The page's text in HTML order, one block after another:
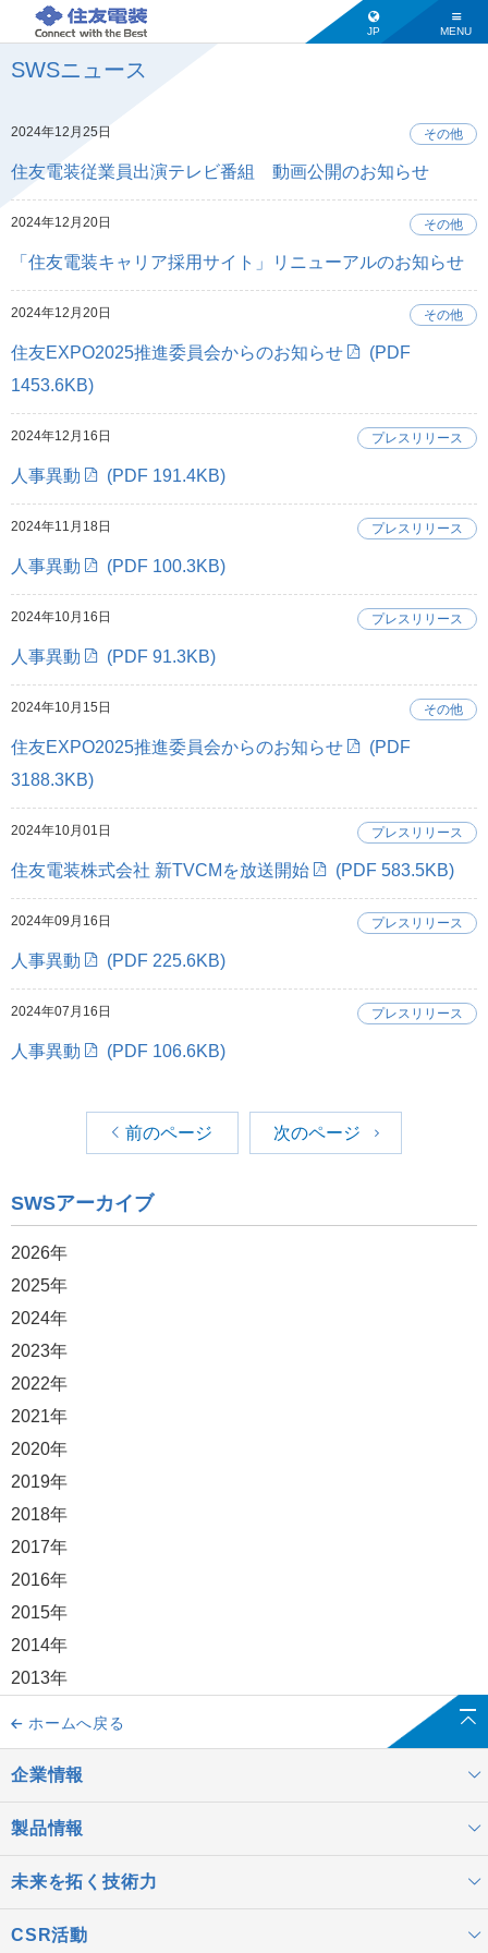
JP MENU
SWSニュース
2024年12月25日 その他
住友電装従業員出演テレビ番組 動画公開のお知らせ
2024年12月20日 その他
「住友電装キャリア採用サイト」リニューアルのお知らせ
2024年12月20日 その他
住友EXPO2025推進委員会からのお知らせ
(PDF
1453.6KB)
2024年12月16日 プレスリリース
人事異動 (PDF 191.4KB)
2024年11月18日 プレスリリース
人事異動 (PDF 100.3KB)
2024年10月16日 プレスリリース
人事異動 (PDF 91.3KB)
2024年10月15日 その他
住友EXPO2025推進委員会からのお知らせ
(PDF
3188.3KB)
2024年10月01日 プレスリリース
住友電装株式会社 新TVCMを放送開始 (PDF 583.5KB)
2024年09月16日 プレスリリース
人事異動 (PDF 225.6KB)
2024年07月16日 プレスリリース
人事異動 (PDF 106.6KB)
前のページ 次のページ
SWSアーカイブ
2026年
2025年
2024年
2023年
2022年
2021年
2020年
2019年
2018年
2017年
2016年
2015年
2014年
2013年
ホームへ戻る
企業情報
製品情報
未来を拓く技術力
CSR活動